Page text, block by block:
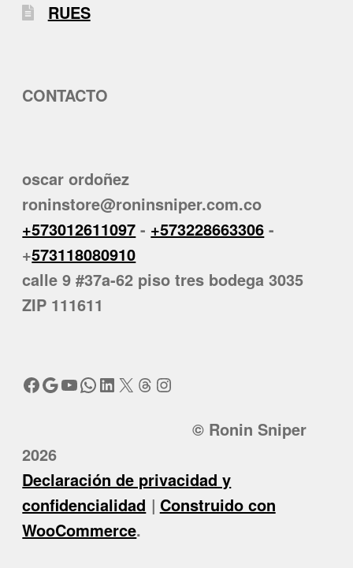
RUES
CONTACTO
oscar ordoñez
roninstore@roninsniper.com.co
+573012611097 - +573228663306 -
+573118080910
calle 9 #37a-62 piso tres bodega 3035
ZIP 111611
Facebook
Google
YouTube
WhatsApp
LinkedIn
X Threads
Instagram
© Ronin Sniper
2026
Declaración de privacidad y
confidencialidad
Construido con
WooCommerce.